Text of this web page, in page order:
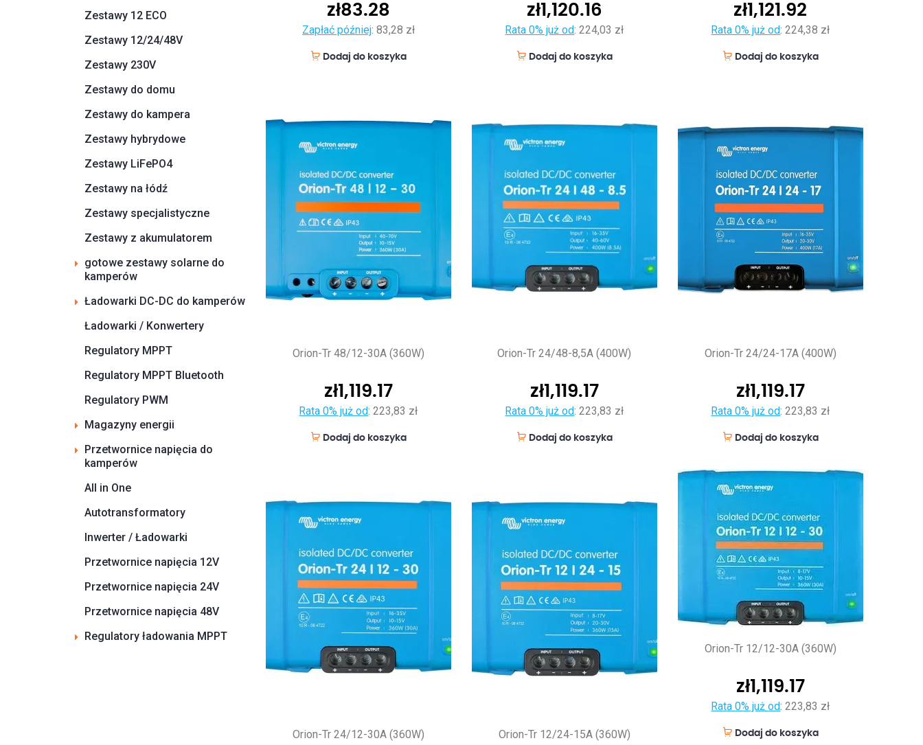
Zestawy 12 ECO
Zestawy 12/24/48V
Zestawy 230V
Zestawy do domu
Zestawy do kampera
Zestawy hybrydowe
Zestawy LiFePO4
Zestawy na łódź
Zestawy specjalistyczne
Zestawy z akumulatorem
gotowe zestawy solarne do
kamperów
Ładowarki DC-DC do kamperów
Ładowarki / Konwertery
Regulatory MPPT
Regulatory MPPT Bluetooth
Regulatory PWM
Magazyny energii
Przetwornice napięcia do
kamperów
All in One
Autotransformatory
Inwerter / Ładowarki
Przetwornice napięcia 12V
Przetwornice napięcia 24V
Przetwornice napięcia 48V
Regulatory ładowania MPPT
zł83.28
Zapłać później: 83,28 zł
Dodaj do koszyka
zł1,120.16
Rata 0% już od:224,03 zł
Dodaj do koszyka
zł1,121.92
Rata 0% już od:224,38 zł
Dodaj do koszyka
Orion-Tr 48/12-30A (360W)
zł1,119.17
Rata 0% już od:223,83 zł
Dodaj do koszyka
Orion-Tr 24/48-8,5A (400W)
zł1,119.17
Rata 0% już od:223,83 zł
Dodaj do koszyka
Orion-Tr 24/24-17A (400W)
zł1,119.17
Rata 0% już od:223,83 zł
Dodaj do koszyka
Orion-Tr 24/12-30A (360W) Orion-Tr 12/24-15A (360W)
Orion-Tr 12/12-30A (360W)
zł1,119.17
Rata 0% już od:223,83 zł
Dodaj do koszyka